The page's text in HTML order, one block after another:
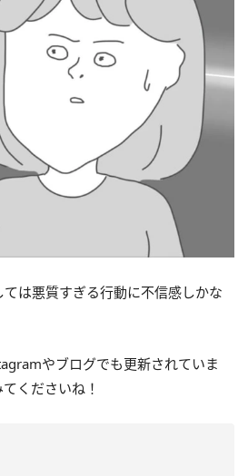
は悪質すぎる行動に不信感しかな
やブログでも更新されていま
くださいね！